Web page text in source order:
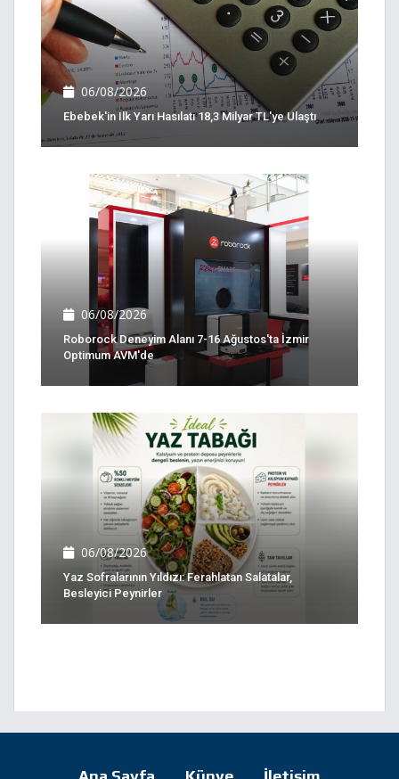
06/08/2026
Ebebek'in Ilk Yarı Hasılatı 18,3 Milyar TL'ye Ulaştı
06/08/2026
Roborock Deneyim Alanı 7-16 Ağustos'ta İzmir
Optimum AVM'de
06/08/2026
Yaz Sofralarının Yıldızı: Ferahlatan Salatalar,
Besleyici Peynirler